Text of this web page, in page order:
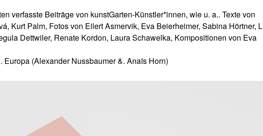
verfasste Beiträge von kunstGarten-Künstler*innen, wie u. a.. Texte von
Kurt Palm, Fotos von Eilert Asmervik, Eva Beierheimer, Sabina Hörtner,
Dettwiler, Renate Kordon, Laura Schawelka, Kompositionen von Eva
(Alexander Nussbaumer &. Anaïs Horn)